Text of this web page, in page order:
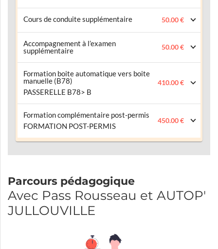
Cours de conduite supplémentaire 50.00 €
Accompagnement à l’examen
supplémentaire
50.00 €
Formation boite automatique vers boite
manuelle (B78)
PASSERELLE B78> B
410.00 €
Formation complémentaire post-permis
FORMATION POST-PERMIS
450.00 €
Parcours pédagogique
Avec Pass Rousseau et AUTOP'
JULLOUVILLE